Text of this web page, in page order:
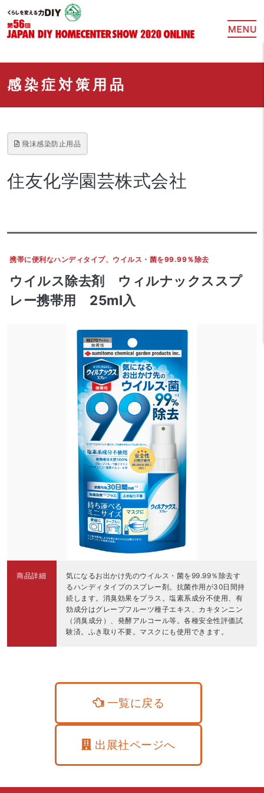
感染症対策用品
飛沫感染防止用品
住友化学園芸株式会社
携帯に便利なハンディタイプ、ウイルス・菌を99.99％除去
ウイルス除去剤 ウィルナックススプ
レー携帯用 25ml入
商品詳細
気になるお出かけ先のウイルス・菌を99.99％除去す
るハンディタイプのスプレー剤。抗菌作用が30日間持
続します。消臭効果をプラス。塩素系成分不使用、有
効成分はグレープフルーツ種子エキス、カキタンニン
（消臭成分）、発酵アルコール等。各種安全性評価試
験済。ふき取り不要。マスクにも使用できます。
一覧に戻る
出展社ページへ